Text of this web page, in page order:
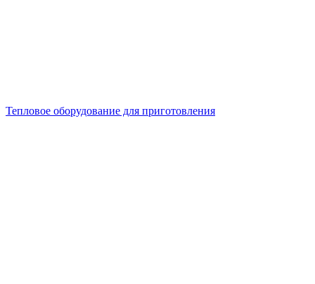
Тепловое оборудование для приготовления